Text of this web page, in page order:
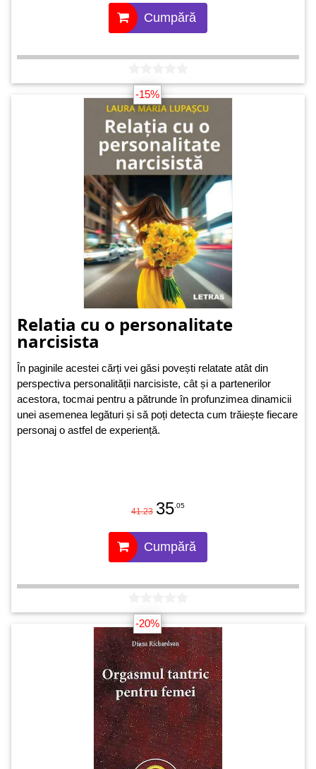
Cumpără
-15%
Relatia cu o personalitate
narcisista
În paginile acestei cărți vei găsi povești relatate atât din
perspectiva personalității narcisiste, cât și a partenerilor
acestora, tocmai pentru a pătrunde în profunzimea dinamicii
unei asemenea legături și să poți detecta cum trăiește fiecare
personaj o astfel de experiență.
41.23 35 .05
Cumpără
-20%